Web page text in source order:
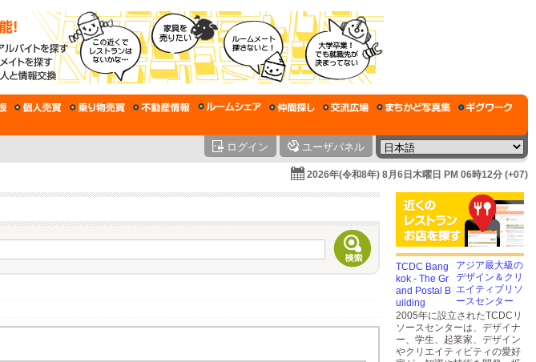
ログイン ユーザパネル
2026年(令和8年) 8月6日木曜日 PM 06時12分 (+07)
アジア最大級の
デザイン＆クリ
エイティブリソ
ースセンター
2005年に設立されたTCDCリ
ソースセンターは、デザイナ
ー、学生、起業家、デザイン
やクリエイティビティの愛好